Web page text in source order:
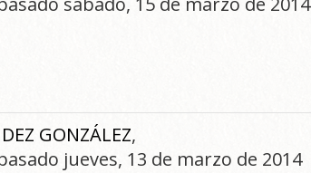
GONZÁLEZ,
jueves, 13 de marzo de 2014